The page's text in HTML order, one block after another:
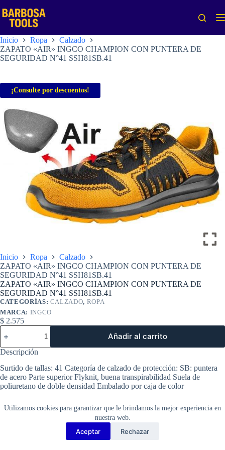
al
contenido
Utilizamos cookies para garantizar que le brindamos la mejor experiencia en
nuestra web.
Aceptar Rechazar
Inicio Ropa
Calzado
ZAPATO «AIR» INGCO CHAMPION CON PUNTERA DE
SEGURIDAD N°41 SSH81SB.41
¡Consulte por descuentos!
Inicio Ropa
Calzado
ZAPATO «AIR» INGCO CHAMPION CON PUNTERA DE
SEGURIDAD N°41 SSH81SB.41
ZAPATO «AIR» INGCO CHAMPION CON PUNTERA DE
SEGURIDAD N°41 SSH81SB.41
CATEGORÍAS: CALZADO, ROPA
MARCA: INGCO
$ 2.575
ZAPATO
"AIR"
INGCO
CHAMPION
PUNTERA
DE
SEGURIDAD
SSH81SB.41
Añadir al carrito
Descripción
Surtido de tallas: 41 Categoría de calzado de protección: SB: puntera
de acero Parte superior Flyknit, buena transpirabilidad Suela de
poliuretano de doble densidad Embalado por caja de color
Copyright Barbosa Tools©